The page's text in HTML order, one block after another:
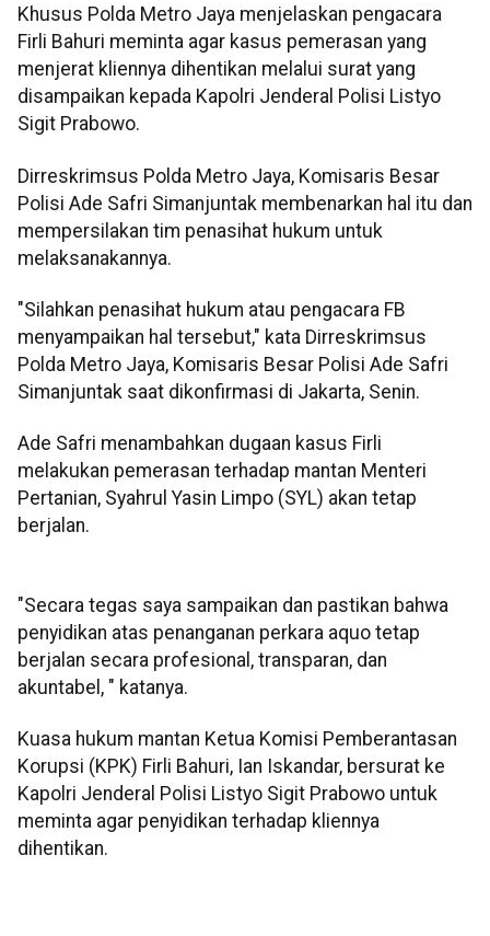
Khusus Polda Metro Jaya menjelaskan pengacara
Firli Bahuri meminta agar kasus pemerasan yang
menjerat kliennya dihentikan melalui surat yang
disampaikan kepada Kapolri Jenderal Polisi Listyo
Sigit Prabowo.
Dirreskrimsus Polda Metro Jaya, Komisaris Besar
Polisi Ade Safri Simanjuntak membenarkan hal itu dan
mempersilakan tim penasihat hukum untuk
melaksanakannya.
"Silahkan penasihat hukum atau pengacara FB
menyampaikan hal tersebut," kata Dirreskrimsus
Polda Metro Jaya, Komisaris Besar Polisi Ade Safri
Simanjuntak saat dikonfirmasi di Jakarta, Senin.
Ade Safri menambahkan dugaan kasus Firli
melakukan pemerasan terhadap mantan Menteri
Pertanian, Syahrul Yasin Limpo (SYL) akan tetap
berjalan.
"Secara tegas saya sampaikan dan pastikan bahwa
penyidikan atas penanganan perkara aquo tetap
berjalan secara profesional, transparan, dan
akuntabel, " katanya.
Kuasa hukum mantan Ketua Komisi Pemberantasan
Korupsi (KPK) Firli Bahuri, Ian Iskandar, bersurat ke
Kapolri Jenderal Polisi Listyo Sigit Prabowo untuk
meminta agar penyidikan terhadap kliennya
dihentikan.